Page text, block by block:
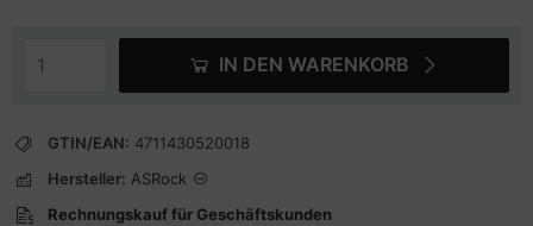
IN DEN WARENKORB
GTIN/EAN: 4711430520018
Hersteller: ASRock
Rechnungskauf für Geschäftskunden